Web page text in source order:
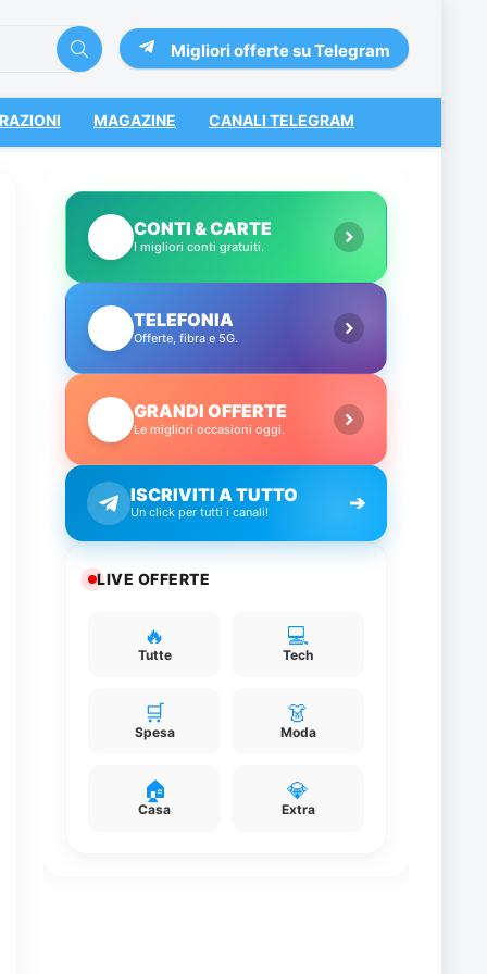
Migliori offerte su Telegram
MAGAZINE CANALI TELEGRAM
CONTI & CARTE
I migliori conti gratuiti.
TELEFONIA
Offerte, fibra e 5G.
GRANDI OFFERTE
Le migliori occasioni oggi.
ISCRIVITI A TUTTO
Un click per tutti i canali! ➔
LIVE OFFERTE
🔥
Tutte
💻
Tech
🛒
Spesa
👗
Moda
🏠
Casa
💎
Extra